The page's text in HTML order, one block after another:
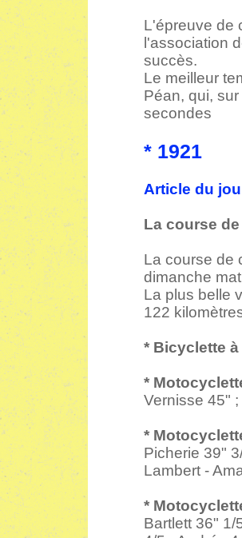
L'épreuve de
l'association
succès.
Le meilleur
Péan, qui,
secondes
* 1921
Article du
La course
La course de
dimanche
La plus belle
122
* Bicyclette
*
Vernisse 45"
*
Picherie 39"
Lambert -
*
Bartlett 36"